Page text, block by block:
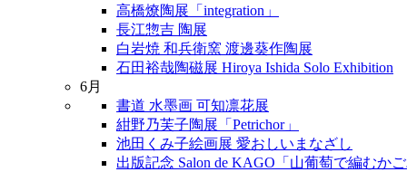
高橋燎陶展「integration」
長江惣吉 陶展
白岩焼 和兵衛窯 渡邊葵作陶展
石田裕哉陶磁展 Hiroya Ishida Solo Exhibition
6月
書道 水墨画 可知凛花展
紺野乃芙子陶展「Petrichor」
池田くみ子絵画展 愛おしいまなざし
出版記念 Salon de KAGO「山葡萄で編むかご